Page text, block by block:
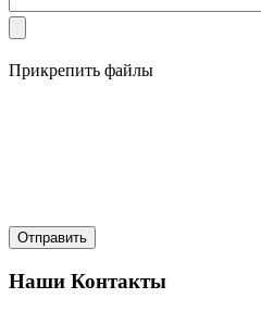
Прикрепить файлы
Наши Контакты